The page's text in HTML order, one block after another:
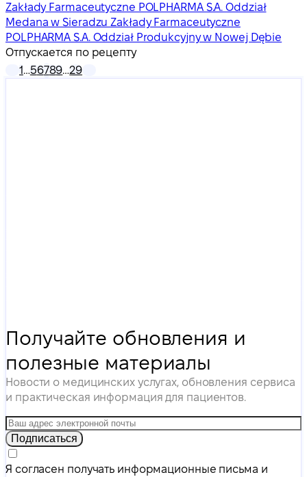
Zakłady Farmaceutyczne POLPHARMA S.A. Oddział
Medana w Sieradzu Zakłady Farmaceutyczne
POLPHARMA S.A. Oddział Produkcyjny w Nowej Dębie
Отпускается по рецепту
1…56789…29
Получайте обновления и
полезные материалы
Новости о медицинских услугах, обновления сервиса
и практическая информация для пациентов.
Подписаться
Я согласен получать информационные письма и